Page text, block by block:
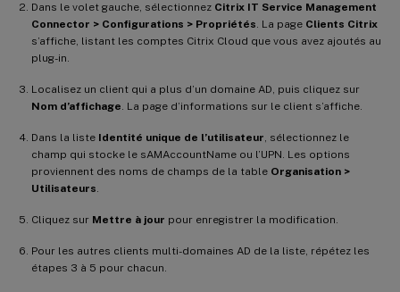
Dans le volet gauche, sélectionnez Citrix IT Service Management
Connector > Configurations > Propriétés. La page Clients Citrix
s’affiche, listant les comptes Citrix Cloud que vous avez ajoutés au
plug-in.
Localisez un client qui a plus d’un domaine AD, puis cliquez sur
Nom d’affichage. La page d’informations sur le client s’affiche.
Dans la liste Identité unique de l’utilisateur, sélectionnez le
champ qui stocke le sAMAccountName ou l’UPN. Les options
proviennent des noms de champs de la table Organisation >
Utilisateurs.
Cliquez sur Mettre à jour pour enregistrer la modification.
Pour les autres clients multi-domaines AD de la liste, répétez les
étapes 3 à 5 pour chacun.